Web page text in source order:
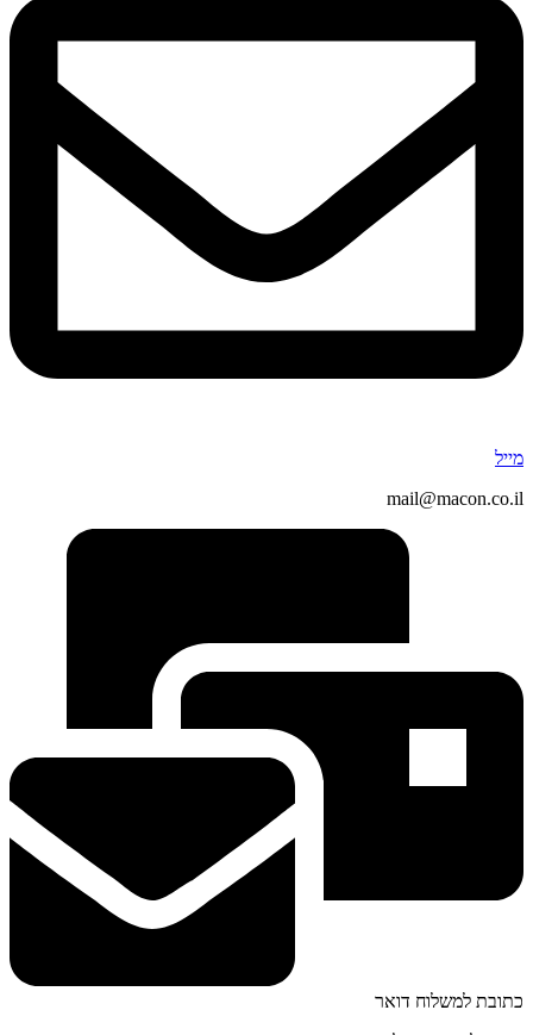
מייל
mail@macon.co.il
כתובת למשלוח דואר